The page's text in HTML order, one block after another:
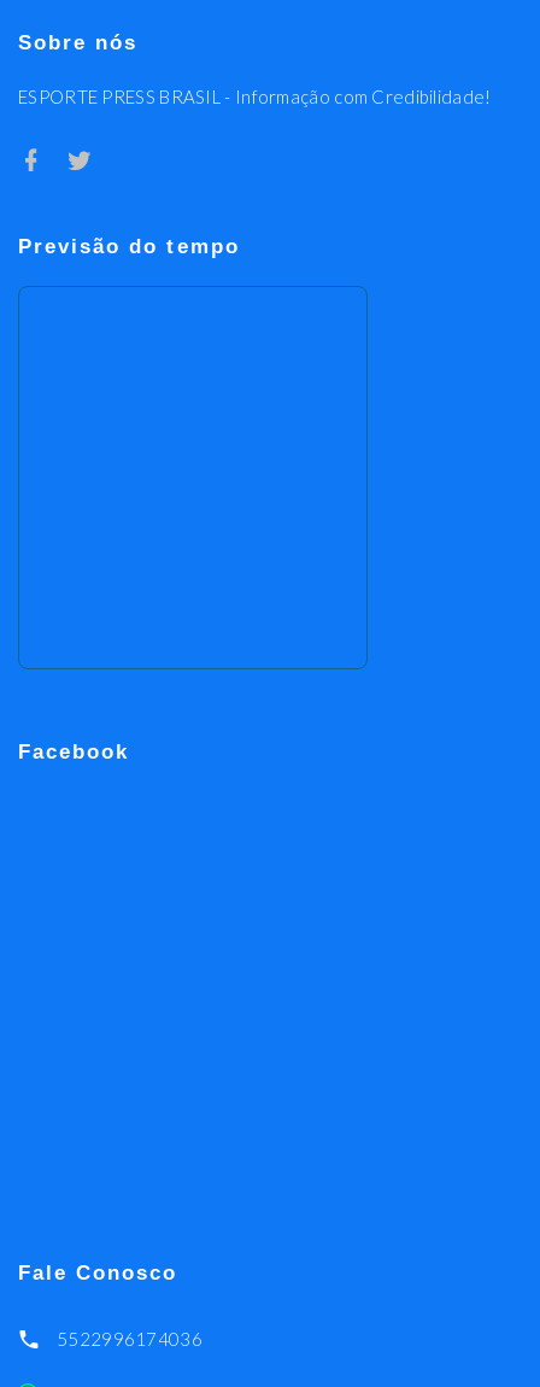
Sobre nós
ESPORTE PRESS BRASIL - Informação com Credibilidade!
Previsão do tempo
Facebook
Fale Conosco
5522996174036